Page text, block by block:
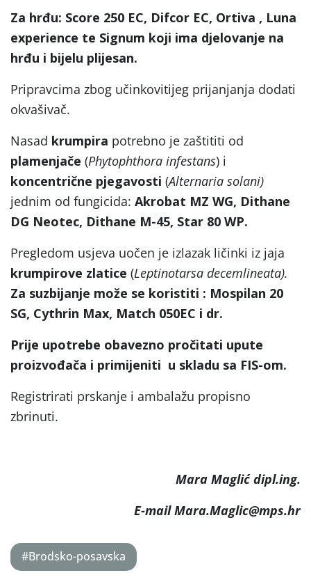
Za hrđu: Score 250 EC, Difcor EC, Ortiva , Luna
experience te Signum koji ima djelovanje na
hrđu i bijelu plijesan.
Pripravcima zbog učinkovitijeg prijanjanja dodati
okvašivač.
Nasad krumpira potrebno je zaštititi od
plamenjače (Phytophthora infestans) i
koncentrične pjegavosti (Alternaria solani)
jednim od fungicida: Akrobat MZ WG, Dithane
DG Neotec, Dithane M-45, Star 80 WP.
Pregledom usjeva uočen je izlazak ličinki iz jaja
krumpirove zlatice (Leptinotarsa decemlineata).
Za suzbijanje može se koristiti : Mospilan 20
SG, Cythrin Max, Match 050EC i dr.
Prije upotrebe obavezno pročitati upute
proizvođača i primijeniti u skladu sa FIS-om.
Registrirati prskanje i ambalažu propisno
zbrinuti.
Mara Maglić dipl.ing.
E-mail Mara.Maglic@mps.hr
#Brodsko-posavska